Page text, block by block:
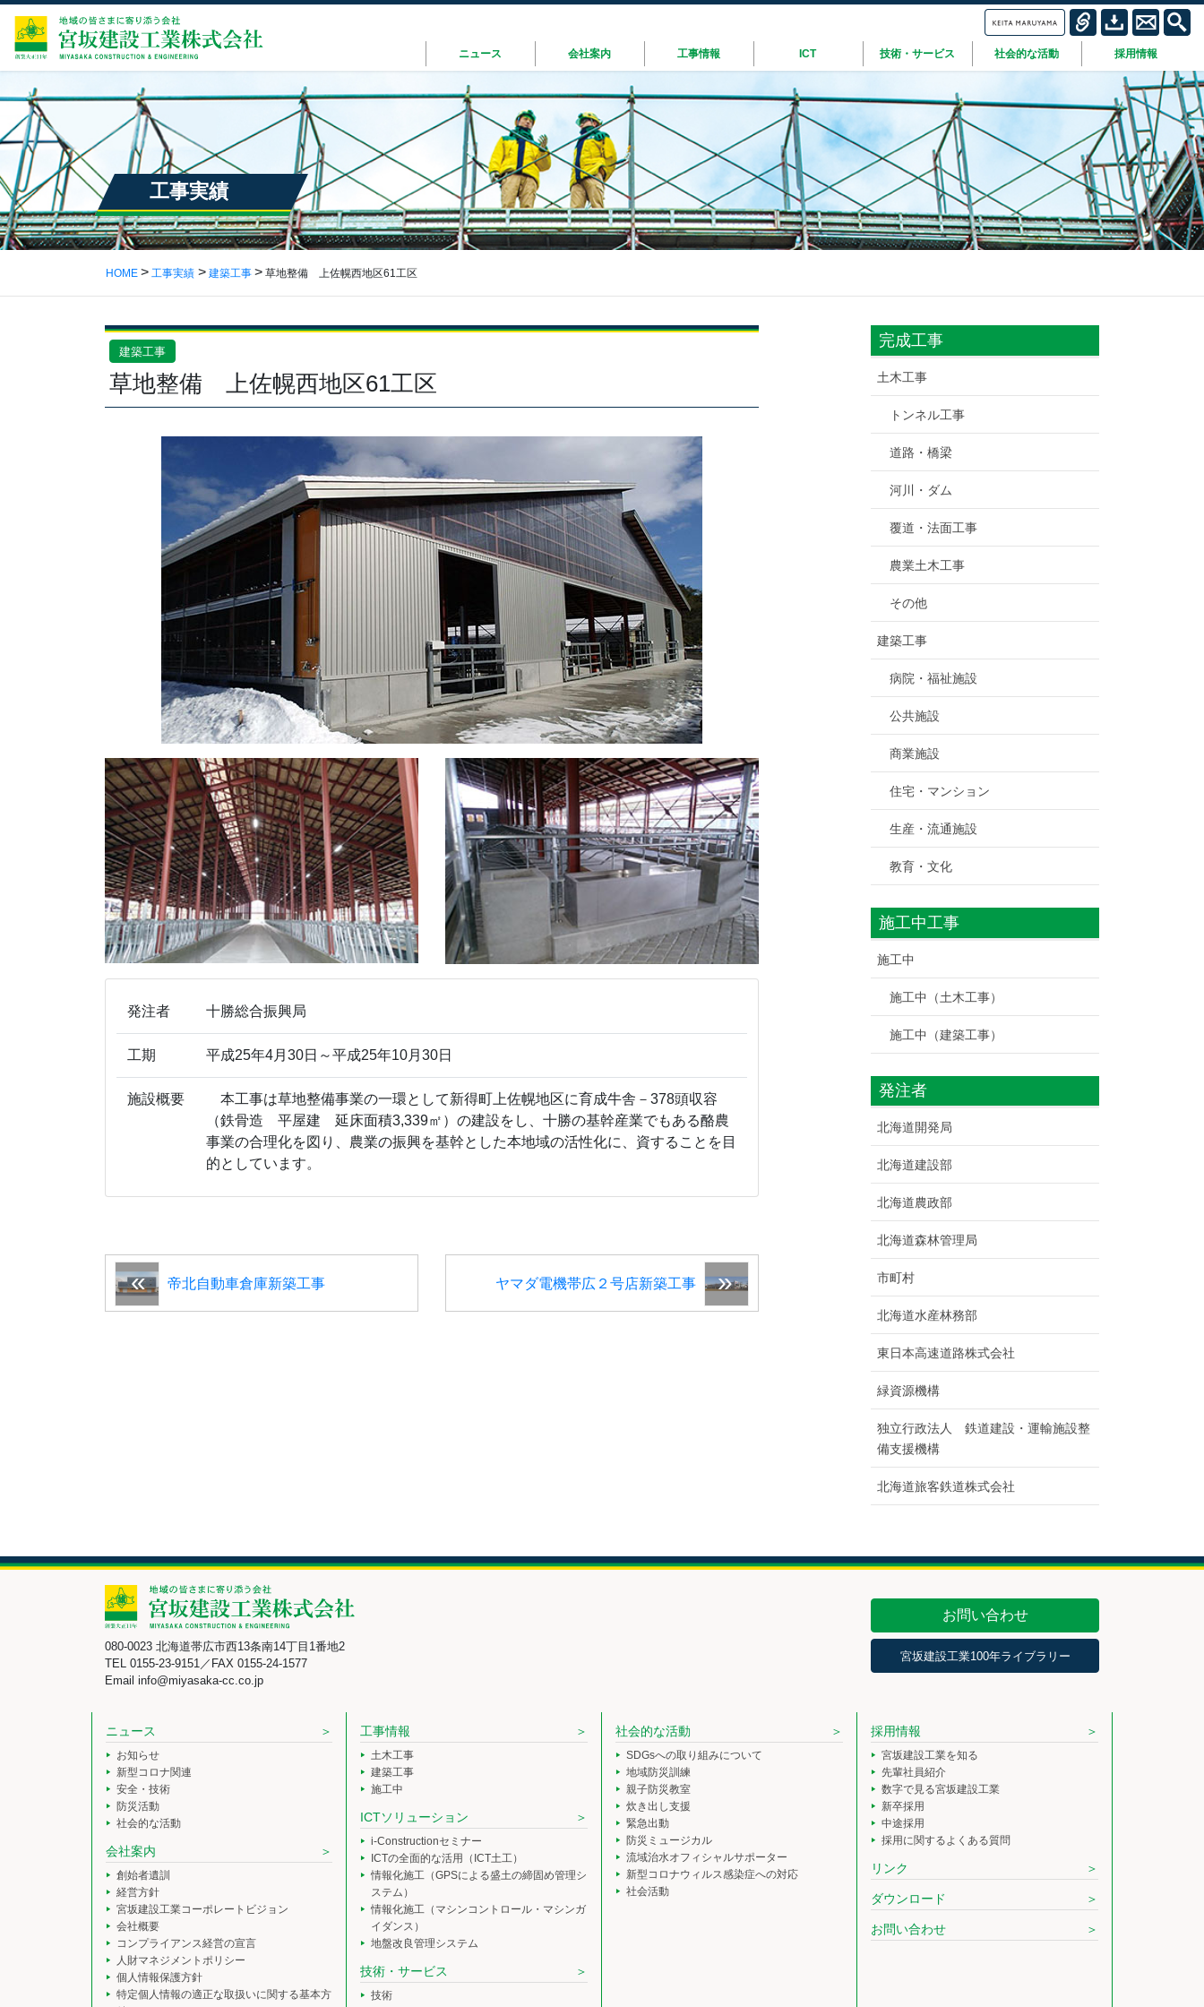
ニュース 会社案内 工事情報 ICT 技術・サービス 社会的な活動 採用情報
工事実績
HOME 工事実績 建築工事 草地整備 上佐幌西地区61工区
建築工事
草地整備 上佐幌西地区61工区
発注者 十勝総合振興局
工期 平成25年4月30日～平成25年10月30日
施設概要
本工事は草地整備事業の一環として新得町上佐幌地区に育成牛舎－378頭収容
（鉄骨造 平屋建 延床面積3,339㎡）の建設をし、十勝の基幹産業でもある酪農
事業の合理化を図り、農業の振興を基幹とした本地域の活性化に、資することを目
的としています。
帝北自動車倉庫新築工事 ヤマダ電機帯広２号店新築工事
完成工事
土木工事
トンネル工事
道路・橋梁
河川・ダム
覆道・法面工事
農業土木工事
その他
建築工事
病院・福祉施設
公共施設
商業施設
住宅・マンション
生産・流通施設
教育・文化
施工中工事
施工中
施工中（土木工事）
施工中（建築工事）
発注者
北海道開発局
北海道建設部
北海道農政部
北海道森林管理局
市町村
北海道水産林務部
東日本高速道路株式会社
緑資源機構
独立行政法人 鉄道建設・運輸施設整
備支援機構
北海道旅客鉄道株式会社
080-0023 北海道帯広市西13条南14丁目1番地2
TEL 0155-23-9151／FAX 0155-24-1577
Email info@miyasaka-cc.co.jp
お問い合わせ
宮坂建設工業100年ライブラリー
ニュース
お知らせ
新型コロナ関連
安全・技術
防災活動
社会的な活動
会社案内
創始者遺訓
経営方針
宮坂建設工業コーポレートビジョン
会社概要
コンプライアンス経営の宣言
人財マネジメントポリシー
個人情報保護方針
特定個人情報の適正な取扱いに関する基本方
工事情報
土木工事
建築工事
施工中
ICTソリューション
i-Constructionセミナー
ICTの全面的な活用（ICT土工）
情報化施工（GPSによる盛土の締固め管理シ
ステム）
情報化施工（マシンコントロール・マシンガ
イダンス）
地盤改良管理システム
技術・サービス
技術
社会的な活動
SDGsへの取り組みについて
地域防災訓練
親子防災教室
炊き出し支援
緊急出動
防災ミュージカル
流域治水オフィシャルサポーター
新型コロナウィルス感染症への対応
社会活動
採用情報
宮坂建設工業を知る
先輩社員紹介
数字で見る宮坂建設工業
新卒採用
中途採用
採用に関するよくある質問
リンク
ダウンロード
お問い合わせ